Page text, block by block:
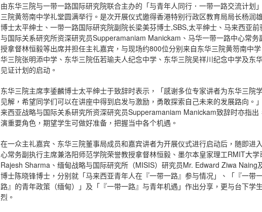
由东华三院与一带一路国际研究院联合主办的「与青年人同行．一带一路交流计划
三院黄笏南中学礼堂圆满举行。是次开展仪式邀得香港特别行政区教育局局长杨润
博士太平绅士、一带一路国际研究院副院长梁美芬博士,SBS,太平绅士、马来西亚
与国际关系研究所资深研究员Supperamaniam Manickam、马华一带一路中心常
授拿督林恒毅等出席并担任主礼嘉宾，与现场约800位分别来自东华三院黄笏南中
华三院张明添中学、东华三院伍若瑜夫人纪念中学、东华三院吴祥川纪念中学及东
见证计划的启动。
东华三院主席李鋈麟博士太平绅士于致辞时表示，「感谢多位专家讲者为东华三院
见解，希望同学们可以在讲座中得到启发与激励，勇敢探索自己未来的发展路向。
来西亚战略与国际关系研究所资深研究员Supperamaniam Manickam致辞时亦指
演重要角色，期望学生可做好准备，把握当中各个机遇。
在一众主礼嘉宾、东华三院董事局成员和嘉宾讲者为开展仪式进行启动后，随即进
心常务副执行主席兼洛阳师范学院荣誉教授拿督林恒毅、墨尔本皇家理工RMIT大
Rajesh Sharma、缅甸战略与国际研究所（MISIS）研究员Mr. Edward Ziwa Naing
博士陈晓锋博士，分别就「马来西亚青年人在『一带一路』参与情况」、「『一带
路』的青年政策（缅甸）」及「『一带一路』与青年机遇」作出分享，更与台下学
烈。